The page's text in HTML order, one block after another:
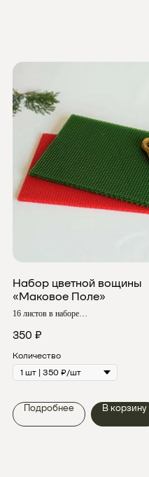
Набор цветной вощины
«Маковое Поле»
16 листов в наборе
350 ₽
Количество
Подробнее В корзину